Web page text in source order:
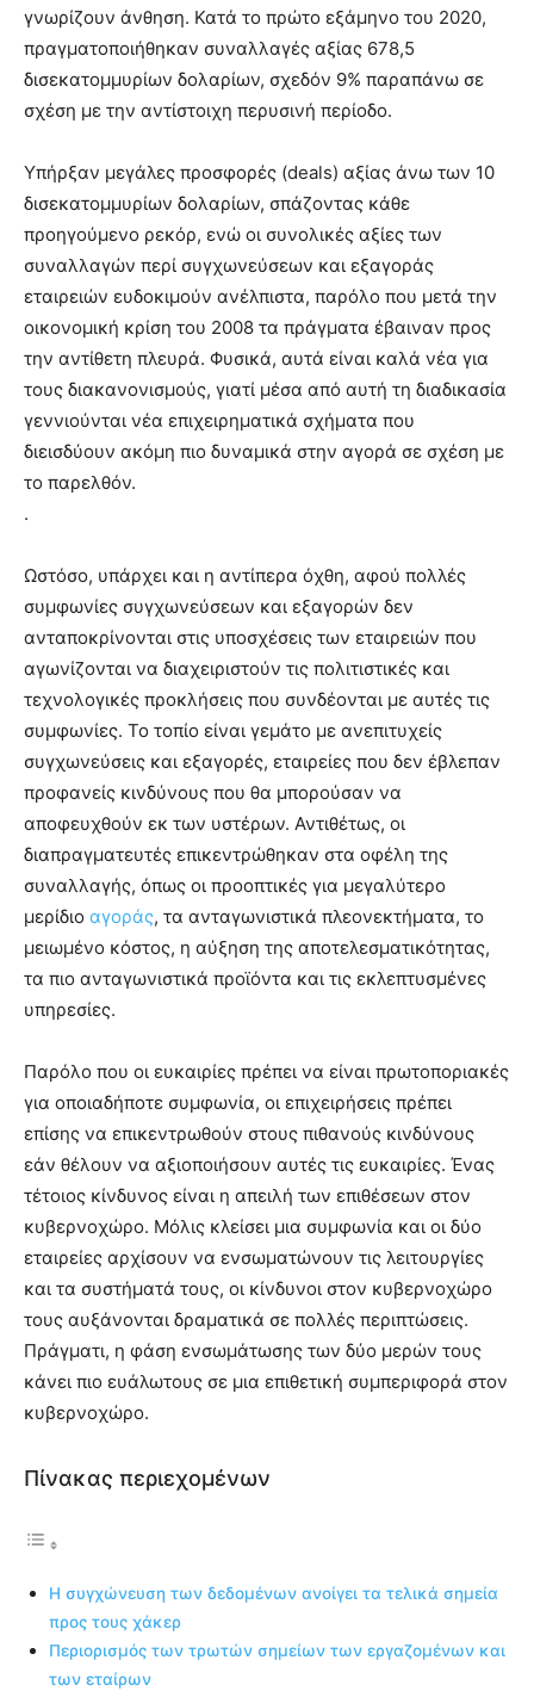
γνωρίζουν άνθηση. Κατά το πρώτο εξάμηνο του 2020,
πραγματοποιήθηκαν συναλλαγές αξίας 678,5
δισεκατομμυρίων δολαρίων, σχεδόν 9% παραπάνω σε
σχέση με την αντίστοιχη περυσινή περίοδο.
Υπήρξαν μεγάλες προσφορές (deals) αξίας άνω των 10
δισεκατομμυρίων δολαρίων, σπάζοντας κάθε
προηγούμενο ρεκόρ, ενώ οι συνολικές αξίες των
συναλλαγών περί συγχωνεύσεων και εξαγοράς
εταιρειών ευδοκιμούν ανέλπιστα, παρόλο που μετά την
οικονομική κρίση του 2008 τα πράγματα έβαιναν προς
την αντίθετη πλευρά. Φυσικά, αυτά είναι καλά νέα για
τους διακανονισμούς, γιατί μέσα από αυτή τη διαδικασία
γεννιούνται νέα επιχειρηματικά σχήματα που
διεισδύουν ακόμη πιο δυναμικά στην αγορά σε σχέση με
το παρελθόν.
.
Ωστόσο, υπάρχει και η αντίπερα όχθη, αφού πολλές
συμφωνίες συγχωνεύσεων και εξαγορών δεν
ανταποκρίνονται στις υποσχέσεις των εταιρειών που
αγωνίζονται να διαχειριστούν τις πολιτιστικές και
τεχνολογικές προκλήσεις που συνδέονται με αυτές τις
συμφωνίες. Το τοπίο είναι γεμάτο με ανεπιτυχείς
συγχωνεύσεις και εξαγορές, εταιρείες που δεν έβλεπαν
προφανείς κινδύνους που θα μπορούσαν να
αποφευχθούν εκ των υστέρων. Αντιθέτως, οι
διαπραγματευτές επικεντρώθηκαν στα οφέλη της
συναλλαγής, όπως οι προοπτικές για μεγαλύτερο
μερίδιο αγοράς, τα ανταγωνιστικά πλεονεκτήματα, το
μειωμένο κόστος, η αύξηση της αποτελεσματικότητας,
τα πιο ανταγωνιστικά προϊόντα και τις εκλεπτυσμένες
υπηρεσίες.
Παρόλο που οι ευκαιρίες πρέπει να είναι πρωτοποριακές
για οποιαδήποτε συμφωνία, οι επιχειρήσεις πρέπει
επίσης να επικεντρωθούν στους πιθανούς κινδύνους
εάν θέλουν να αξιοποιήσουν αυτές τις ευκαιρίες. Ένας
τέτοιος κίνδυνος είναι η απειλή των επιθέσεων στον
κυβερνοχώρο. Μόλις κλείσει μια συμφωνία και οι δύο
εταιρείες αρχίσουν να ενσωματώνουν τις λειτουργίες
και τα συστήματά τους, οι κίνδυνοι στον κυβερνοχώρο
τους αυξάνονται δραματικά σε πολλές περιπτώσεις.
Πράγματι, η φάση ενσωμάτωσης των δύο μερών τους
κάνει πιο ευάλωτους σε μια επιθετική συμπεριφορά στον
κυβερνοχώρο.
Πίνακας περιεχομένων
Η συγχώνευση των δεδομένων ανοίγει τα τελικά σημεία
προς τους χάκερ
Περιορισμός των τρωτών σημείων των εργαζομένων και
των εταίρων